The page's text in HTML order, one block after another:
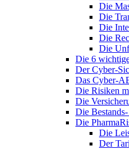
Die
Die
Die
Die
Die
Die 6
Der Cyber-
Das Cyber-
Die Risiken
Die
Die
Die
Die
Der